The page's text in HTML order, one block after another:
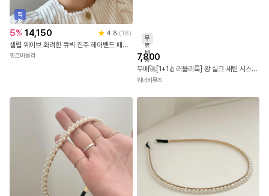
직
진
배
송
5% 14,150 4.8 (16)
셀럽 웨이브 화려한 큐빅 진주 헤어밴드 패션 머리띠
핑크비올라
무
료
배
송
7,800
무배🚀[1+1🍐러블리룩] 왕 실크 새틴 시스루 쫀쫀 슈슈 곱창 헤어밴드 오간자 펄 스크런치 악세사리 빅사이즈 소두핏 머리끈 헤어끈 봄 여름 썸머 포니테일 똥머리 6col
워너비뮤즈